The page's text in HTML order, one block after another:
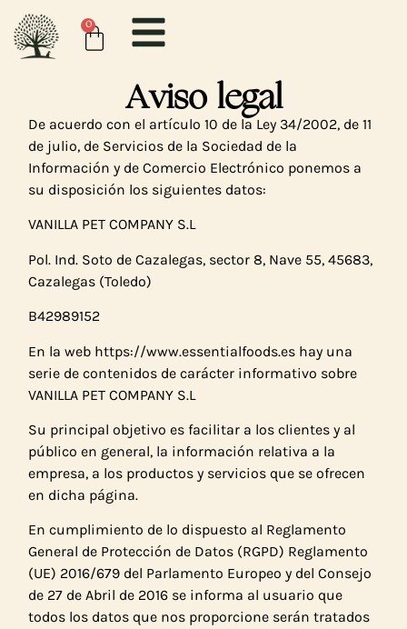
contenido
0
Aviso legal
De acuerdo con el artículo 10 de la Ley 34/2002, de 11
de julio, de Servicios de la Sociedad de la
Información y de Comercio Electrónico ponemos a
su disposición los siguientes datos:
VANILLA PET COMPANY S.L
Pol. Ind. Soto de Cazalegas, sector 8, Nave 55, 45683,
Cazalegas (Toledo)
B42989152
En la web https://www.essentialfoods.es hay una
serie de contenidos de carácter informativo sobre
VANILLA PET COMPANY S.L
Su principal objetivo es facilitar a los clientes y al
público en general, la información relativa a la
empresa, a los productos y servicios que se ofrecen
en dicha página.
En cumplimiento de lo dispuesto al Reglamento
General de Protección de Datos (RGPD) Reglamento
(UE) 2016/679 del Parlamento Europeo y del Consejo
de 27 de Abril de 2016 se informa al usuario que
todos los datos que nos proporcione serán tratados